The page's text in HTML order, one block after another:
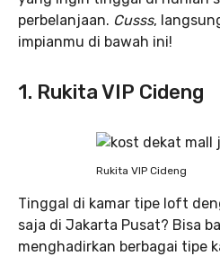
perbelanjaan. Cusss,
impianmu di bawah ini!
1. Rukita VIP Cideng
Rukita VIP Cideng
Tinggal di kamar tipe loft
saja di Jakarta Pusat? Bisa
menghadirkan berbagai tipe